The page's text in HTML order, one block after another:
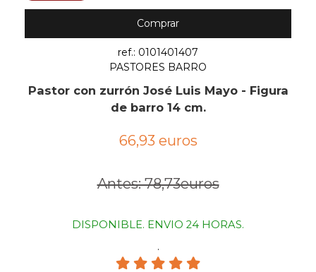
Comprar
ref.: 0101401407
PASTORES BARRO
Pastor con zurrón José Luis Mayo - Figura
de barro 14 cm.
66,93 euros
Antes: 78,73euros
DISPONIBLE. ENVIO 24 HORAS.
.